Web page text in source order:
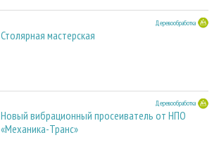
Деревообработка
Столярная мастерская
Деревообработка
Новый вибрационный просеиватель от НПО
«Механика-Транс»